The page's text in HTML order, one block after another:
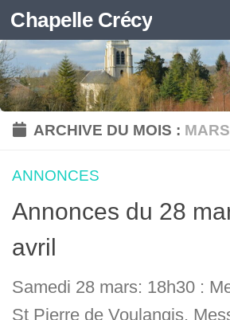
Skip to content
Chapelle Crécy
ARCHIVE DU MOIS :
ANNONCES
Annonces du 28
avril
Samedi 28 mars: 18h30 :
St Pierre de Voulangis.